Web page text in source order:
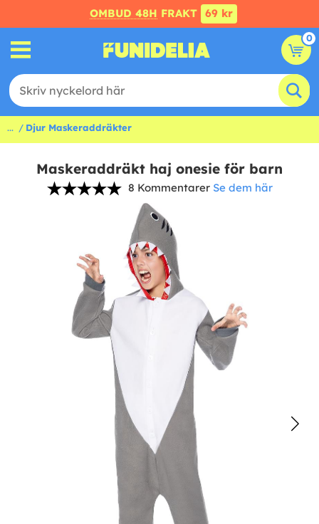
OMBUD 48H FRAKT 69 kr
0
... Djur Maskeraddräkter
Maskeraddräkt haj onesie för barn
8 Kommentarer Se dem här